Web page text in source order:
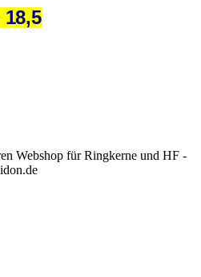
Webshop für Ringkerne und HF -